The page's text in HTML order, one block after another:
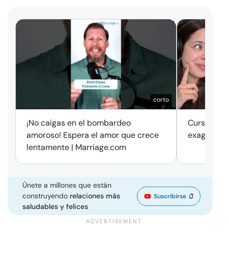
corto
¡No caigas en el bombardeo
amoroso! Espera el amor que crece
lentamente | Marriage.com
Cursos
Únete a millones que están
construyendo relaciones más
saludables y felices
Suscribirse